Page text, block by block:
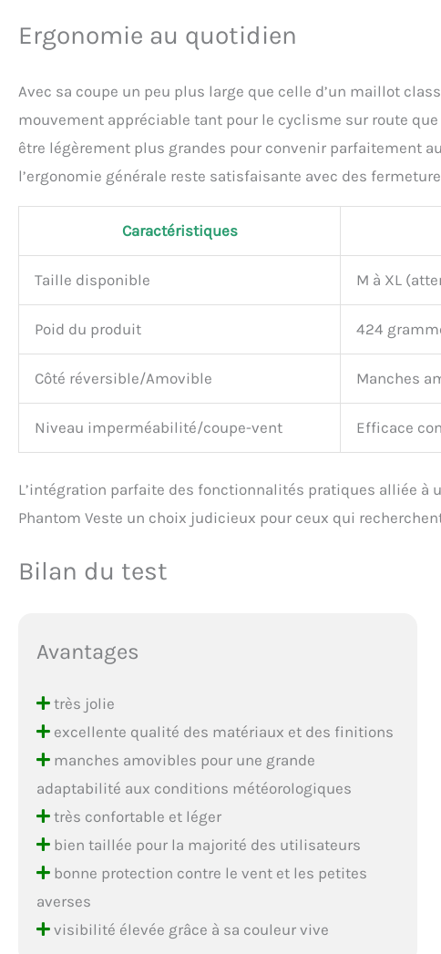
Ergonomie au quotidien
Avec sa coupe un peu plus large que celle d’un maillot
mouvement appréciable tant pour le cyclisme sur route
être légèrement plus grandes pour convenir parfaitement
l’ergonomie générale reste satisfaisante avec des
Caractéristiques
Taille disponible M à XL
Poid du produit 424
Côté réversible/Amovible Manches
Niveau imperméabilité/coupe-vent Efficace
L’intégration parfaite des fonctionnalités pratiques alliée à
Phantom Veste un choix judicieux pour ceux qui
Bilan du test
Avantages
très jolie
excellente qualité des matériaux et des finitions
manches amovibles pour une grande
adaptabilité aux conditions météorologiques
très confortable et léger
bien taillée pour la majorité des utilisateurs
bonne protection contre le vent et les petites
averses
visibilité élevée grâce à sa couleur vive